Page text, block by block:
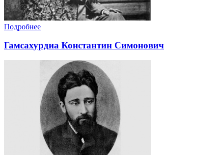
Подробнее
Гамсахурдиа Константин Симонович